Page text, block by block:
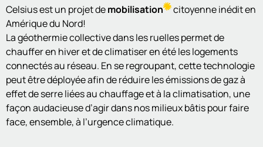
Celsius est un projet demobilisation
citoyenne inédit en
Amérique du Nord!
La géothermie collective dans les ruelles permet de
chauffer en hiver et de climatiser en été les logements
connectés au réseau. En se regroupant, cette technologie
peut être déployée afin de réduire les émissions de gaz à
effet de serre liées au chauffage et à la climatisation, une
façon audacieuse d’agir dans nos milieux bâtis pour faire
face, ensemble, à l’urgence climatique.